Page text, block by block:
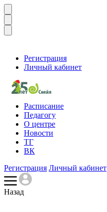
Регистрация
Личный кабинет
Расписание
Педагогу
О центре
Новости
ТГ
ВК
Регистрация Личный кабинет
Назад